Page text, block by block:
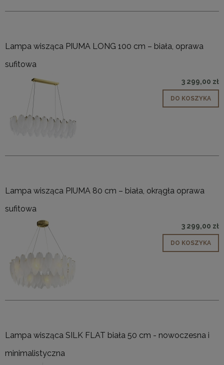
Lampa wisząca PIUMA LONG 100 cm – biała, oprawa
sufitowa
3 299,00 zł
DO KOSZYKA
Lampa wisząca PIUMA 80 cm – biała, okrągła oprawa
sufitowa
3 299,00 zł
DO KOSZYKA
Lampa wisząca SILK FLAT biała 50 cm - nowoczesna i
minimalistyczna